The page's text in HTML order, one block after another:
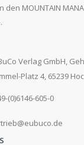
den MOUNTAIN
Verlag GmbH,
Platz 4, 65239
(0)6146-605-0